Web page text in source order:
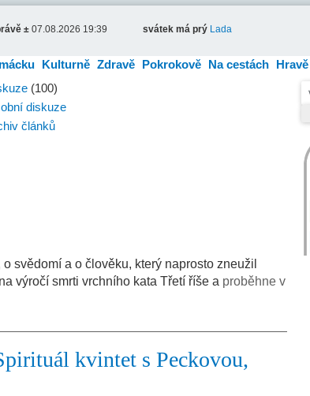
± 07.08.2026 19:39 svátek má prý Lada
Kulturně Zdravě Pokrokově Na cestách Hravě
(100)
diskuze
článků
svědomí a o člověku, který naprosto zneužil
výročí smrti vrchního kata Třetí říše a proběhne v
kvintet s Peckovou,